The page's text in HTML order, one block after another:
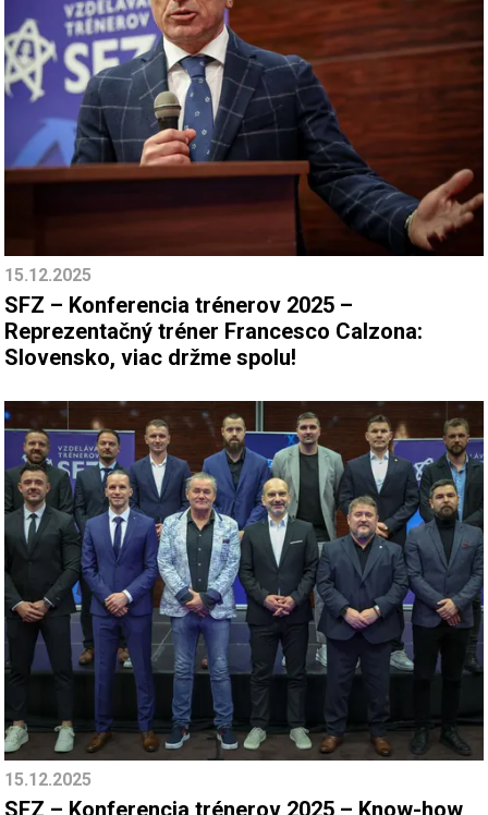
15.12.2025
SFZ – Konferencia trénerov 2025 –
Reprezentačný tréner Francesco Calzona:
Slovensko, viac držme spolu!
15.12.2025